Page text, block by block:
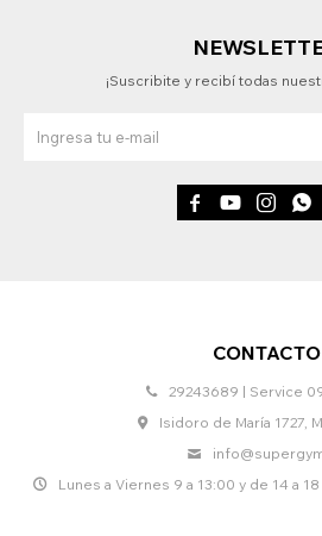
CONTACTO
29243689 | Service
Isidoro de María 1727,
Lunes a Viernes 9 a 13:00 y de 14 a
¡Suscribite y recibí todas
   